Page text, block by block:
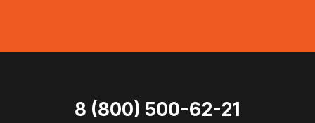
8 (800) 500-62-21